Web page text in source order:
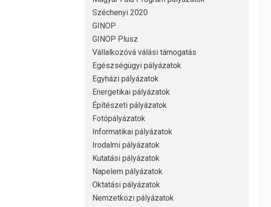
Széchenyi 2020
GINOP
GINOP Plusz
Vállalkozóvá válási támogatás
Egészségügyi pályázatok
Egyházi pályázatok
Energetikai pályázatok
Építészeti pályázatok
Fotópályázatok
Informatikai pályázatok
Irodalmi pályázatok
Kutatási pályázatok
Napelem pályázatok
Oktatási pályázatok
Nemzetközi pályázatok